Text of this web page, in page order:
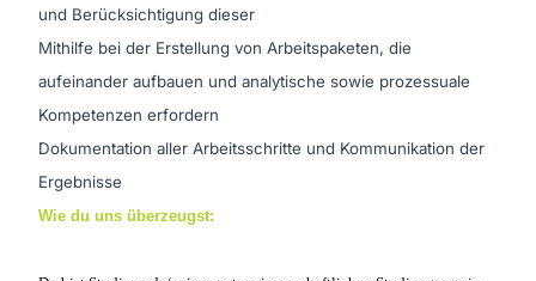
und Berücksichtigung dieser
Mithilfe bei der Erstellung von Arbeitspaketen, die
aufeinander aufbauen und analytische sowie prozessuale
Kompetenzen erfordern
Dokumentation aller Arbeitsschritte und Kommunikation der
Ergebnisse
Wie du uns überzeugst: